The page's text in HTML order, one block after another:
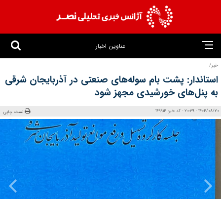
عناوین اخبار
خبر/
استاندار: پشت بام سوله‌های صنعتی در آذربایجان‌ شرقی
به پنل‌های خورشیدی مجهز شود
1404/08/20 - 20:39 - کد خبر: 149914 نسخه چاپی